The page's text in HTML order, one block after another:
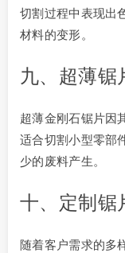
切割过程中表现出
材料的变形。
九、超薄锯
超薄金刚石锯片因
适合切割小型零部
少的废料产生。
十、定制锯
随着客户需求的多